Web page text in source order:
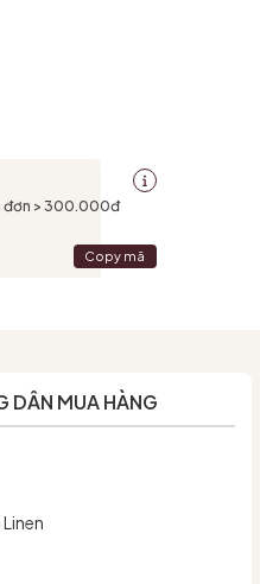
đơn > 300.000đ
Copy mã
DẪN MUA HÀNG